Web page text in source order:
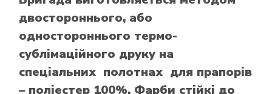
двостороннього, або
одностороннього термо-
сублімаційного друку на
спеціальних полотнах для прапорів
– поліестер 100%. Фарби стійкі до